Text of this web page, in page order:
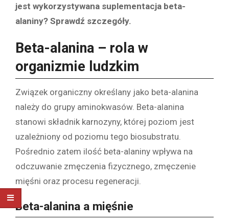
jest wykorzystywana suplementacja beta-
alaniny? Sprawdź szczegóły.
Beta-alanina – rola w
organizmie ludzkim
Związek organiczny określany jako beta-alanina
należy do grupy aminokwasów. Beta-alanina
stanowi składnik karnozyny, której poziom jest
uzależniony od poziomu tego biosubstratu.
Pośrednio zatem ilość beta-alaniny wpływa na
odczuwanie zmęczenia fizycznego, zmęczenie
mięśni oraz procesu regeneracji.
Beta-alanina a mięśnie